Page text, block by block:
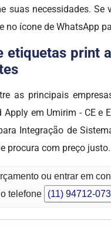
suas necessidades.
no ícone de WhatsApp
etiquetas print
as principais
Apply em Umirim - CE e
Integração de
procura com preço justo.
ou entrar em
telefone
(11) 94712-